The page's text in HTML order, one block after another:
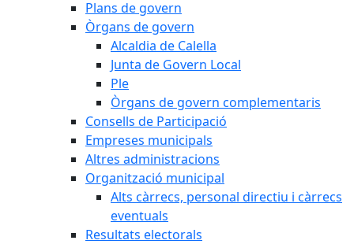
Plans de govern
Òrgans de govern
Alcaldia de Calella
Junta de Govern Local
Ple
Òrgans de govern complementaris
Consells de Participació
Empreses municipals
Altres administracions
Organització municipal
Alts càrrecs, personal directiu i càrrecs
eventuals
Resultats electorals